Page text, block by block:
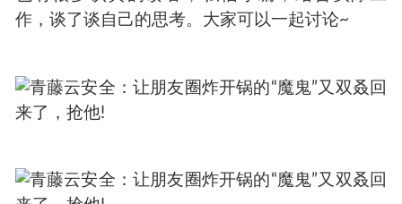
作，谈了谈自己的思考。大家可以一起讨论~